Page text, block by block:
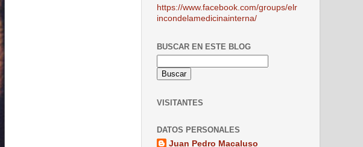
https://www.facebook.com/groups/elr
incondelamedicinainterna/
BUSCAR EN ESTE BLOG
VISITANTES
DATOS PERSONALES
Juan Pedro Macaluso